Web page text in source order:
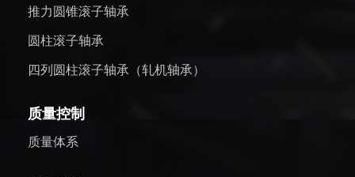
推力圆锥滚子轴承
圆柱滚子轴承
四列圆柱滚子轴承（轧机轴承）
质量控制
质量体系